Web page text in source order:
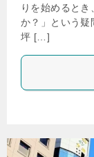
りを始めると
か？」という疑
坪 […]